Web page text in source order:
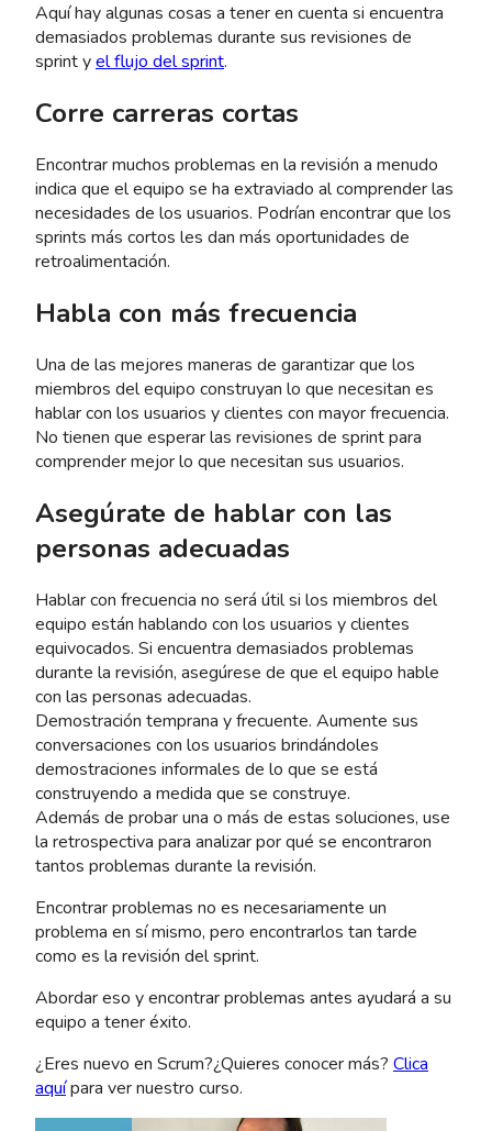
Aquí hay algunas cosas a tener en cuenta si encuentra
demasiados problemas durante sus revisiones de
sprint yel flujo del sprint.
Corre carreras cortas
Encontrar muchos problemas en la revisión a menudo
indica que el equipo se ha extraviado al comprender las
necesidades de los usuarios. Podrían encontrar que los
sprints más cortos les dan más oportunidades de
retroalimentación.
Habla con más frecuencia
Una de las mejores maneras de garantizar que los
miembros del equipo construyan lo que necesitan es
hablar con los usuarios y clientes con mayor frecuencia.
No tienen que esperar las revisiones de sprint para
comprender mejor lo que necesitan sus usuarios.
Asegúrate de hablar con las
personas adecuadas
Hablar con frecuencia no será útil si los miembros del
equipo están hablando con los usuarios y clientes
equivocados. Si encuentra demasiados problemas
durante la revisión, asegúrese de que el equipo hable
con las personas adecuadas.
Demostración temprana y frecuente. Aumente sus
conversaciones con los usuarios brindándoles
demostraciones informales de lo que se está
construyendo a medida que se construye.
Además de probar una o más de estas soluciones, use
la retrospectiva para analizar por qué se encontraron
tantos problemas durante la revisión.
Encontrar problemas no es necesariamente un
problema en sí mismo, pero encontrarlos tan tarde
como es la revisión del sprint.
Abordar eso y encontrar problemas antes ayudará a su
equipo a tener éxito.
¿Eres nuevo en Scrum?¿Quieres conocer más? Clica
aquípara ver nuestro curso.